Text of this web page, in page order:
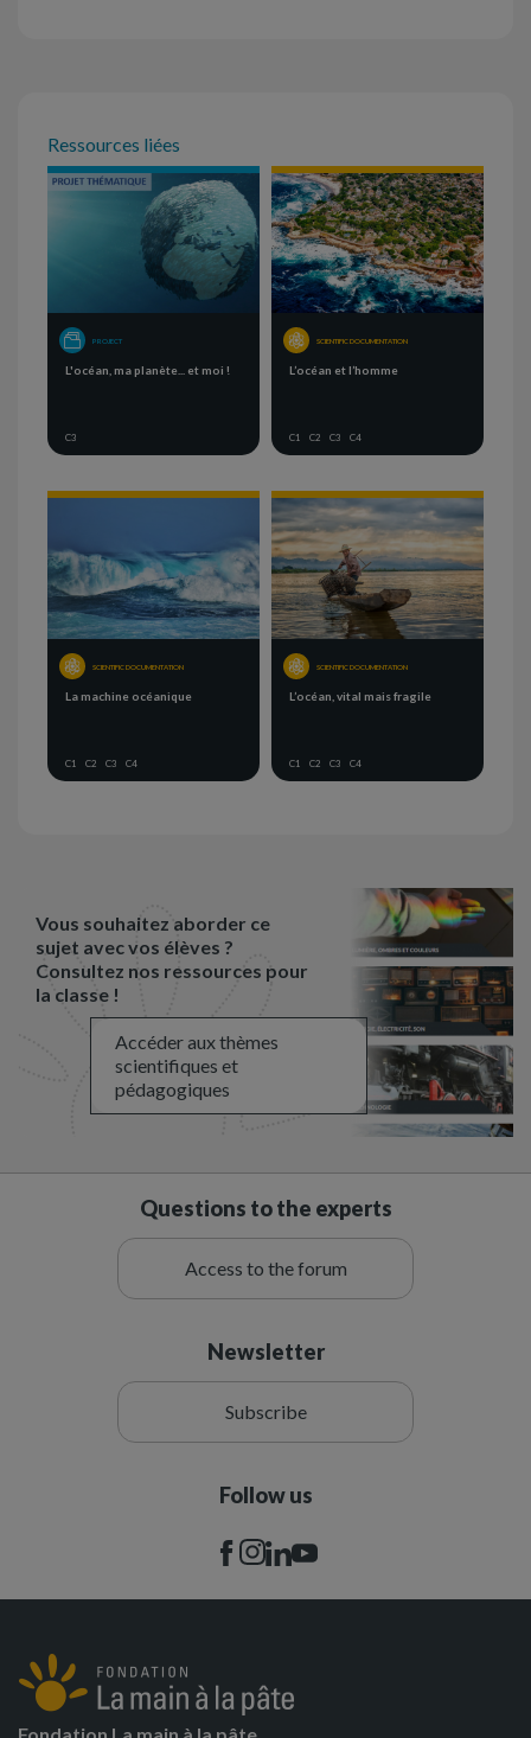
Ressources liées
PROJECT
L'océan, ma planète... et moi !
C3
SCIENTIFIC DOCUMENTATION
L’océan et l’homme
C1 C2 C3 C4
SCIENTIFIC DOCUMENTATION
La machine océanique
C1 C2 C3 C4
SCIENTIFIC DOCUMENTATION
L’océan, vital mais fragile
C1 C2 C3 C4
Vous souhaitez aborder ce
sujet avec vos élèves ?
Consultez nos ressources pour
la classe !
Accéder aux thèmes
scientifiques et
pédagogiques
Questions to the experts
Access to the forum
Newsletter
Subscribe
Follow us